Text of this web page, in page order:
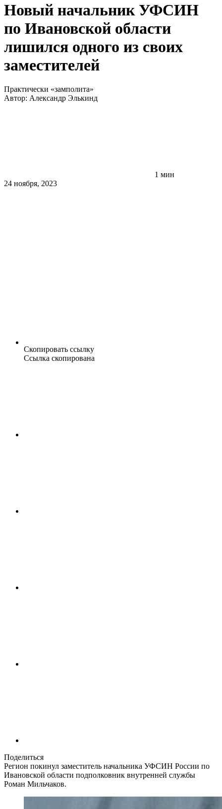
Новый начальник УФСИН
по Ивановской области
лишился одного из своих
заместителей
Практически «замполита»
Автор: Александр Элькинд
1 мин
24 ноября, 2023
Скопировать ссылку
Ссылка скопирована
Поделиться
Регион покинул заместитель начальника УФСИН России по
Ивановской области подполковник внутренней службы
Роман Мильчаков.